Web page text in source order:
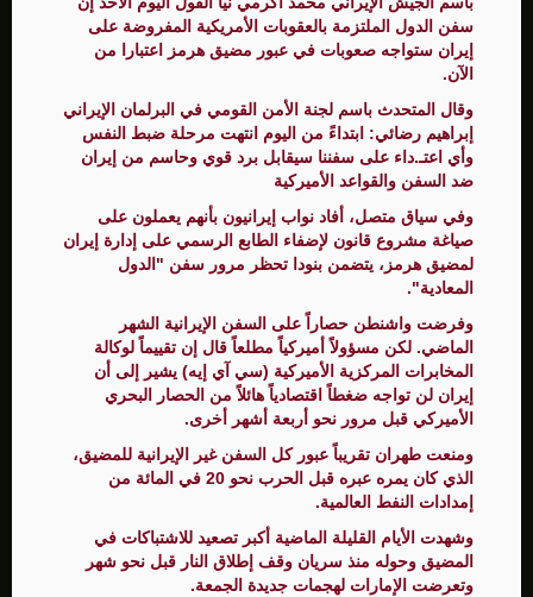
سفن الدول ​الملتزمة بالعقوبات الأمريكية المفروضة على
إيران ​ستواجه صعوبات ​في عبور مضيق هرمز ‌اعتبارا ⁠من
الآن.
وقال المتحدث باسم لجنة الأمن القومي في البرلمان الإيراني
إبراهيم رضائي: ابتداءً من اليوم انتهت مرحلة ضبط النفس
وأي اعتـ.داء على سفننا سيقابل برد قوي وحاسم من إيران
ضد السفن والقواعد الأميركية
وفي سياق متصل، أفاد نواب إيرانيون بأنهم ​يعملون ​على
⁠صياغة مشروع قانون لإضفاء ​الطابع الرسمي ​على ⁠إدارة إيران
لمضيق هرمز، ⁠يتضمن ​بنودا تحظر ​مرور سفن "الدول
المعادية".
وفرضت واشنطن حصاراً على السفن الإيرانية الشهر
الماضي. لكن مسؤولاً أميركياً مطلعاً قال إن تقييماً لوكالة
المخابرات المركزية الأميركية (سي آي إيه) يشير إلى أن
إيران لن تواجه ضغطاً اقتصادياً هائلاً من الحصار البحري
الأميركي قبل مرور نحو أربعة أشهر أخرى.
ومنعت طهران تقريباً عبور كل السفن غير الإيرانية للمضيق،
الذي كان يمره ‌عبره قبل الحرب نحو 20 في المائة من
إمدادات النفط العالمية.
وشهدت الأيام ‌القليلة الماضية أكبر تصعيد للاشتباكات في
المضيق وحوله منذ سريان وقف إطلاق ​النار قبل نحو شهر
وتعرضت الإمارات لهجمات جديدة الجمعة.